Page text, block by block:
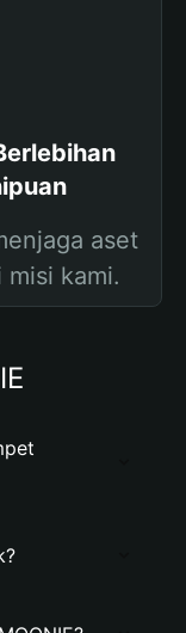
aset
kami.